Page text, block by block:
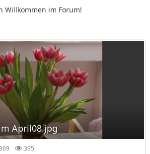
Willkommen im Forum!
April08.jpg
395